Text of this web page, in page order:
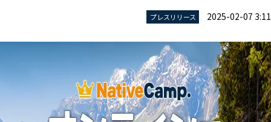
プレスリリース 2025-02-07 3:11